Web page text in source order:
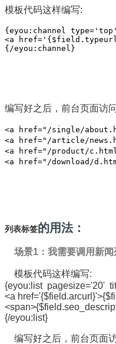
模板代码这样编写:
{eyou:channel
<a
{/eyou:channel}
编写好之后，前台页面访
<a href="/single/
<a href="/article/
<a href="/product/
<a href="/download/
列表标签的用法：
场景1：我需要调用新闻
模板代码这样编写:
{eyou:list pagesize='20'
<a
{/eyou:list}
编写好之后，前台页面